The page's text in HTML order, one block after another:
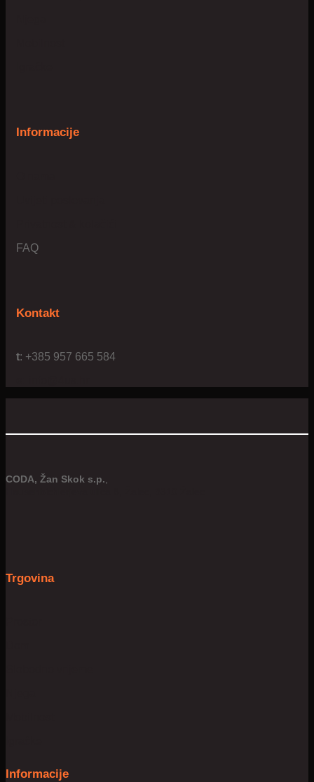
Informacije
FAQ
Kontakt
t: +385 957 665 584
CODA, Žan Skok s.p.,
Trgovina
Informacije